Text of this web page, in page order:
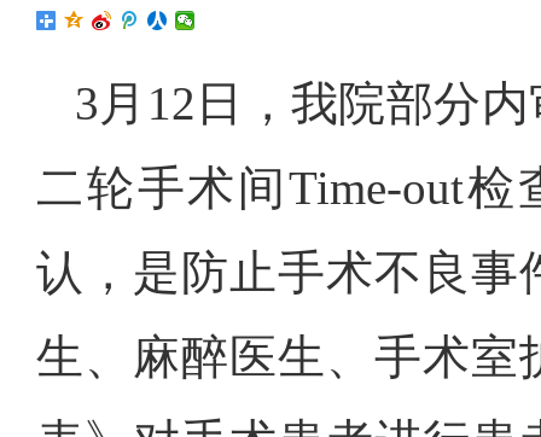
3 月 12 日，我院部分
二轮手术间Time-out检
认，是防止手术不良事
生、麻醉医生、手术室